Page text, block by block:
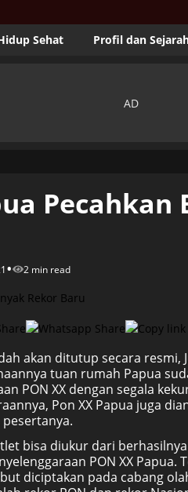
Sehat Profil dan
• 2 min read
akan ditutup secara
tuan rumah Papua
PON XX dengan segala
Pon XX Papua juga
bisa diukur dari
PON XX Papua.
diciptakan pada cabang